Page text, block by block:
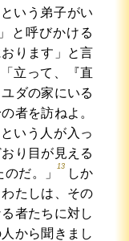
いう弟子がい
と呼びかける
ります」と言
立って、『直
ダの家にいる
者を訪ねよ。
いう人が入っ
り目が見える
のだ。」
13
しか
たしは、その
者たちに対し
から聞きまし